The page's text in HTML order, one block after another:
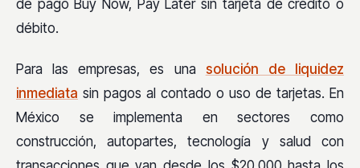
de pago Buy Now, Pay Later sin tarjeta de crédito o
débito.
Para las empresas, es una solución de liquidez
inmediata sin pagos al contado o uso de tarjetas. En
México se implementa en sectores como
construcción, autopartes, tecnología y salud con